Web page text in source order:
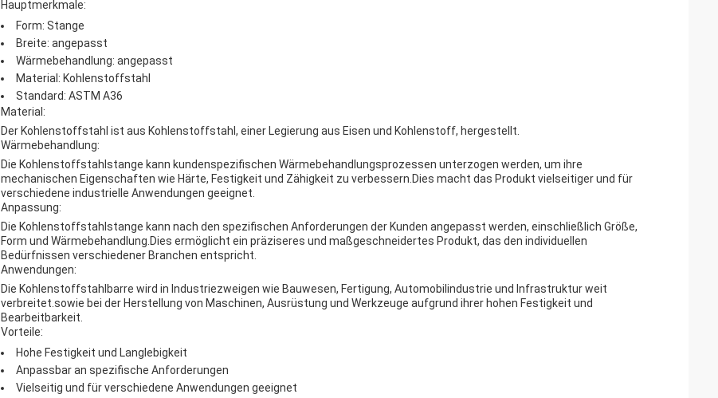
Hauptmerkmale:
Form: Stange
Breite: angepasst
Wärmebehandlung: angepasst
Material: Kohlenstoffstahl
Standard: ASTM A36
Material:
Der Kohlenstoffstahl ist aus Kohlenstoffstahl, einer Legierung aus Eisen und Kohlenstoff, hergestellt.
Wärmebehandlung:
Die Kohlenstoffstahlstange kann kundenspezifischen Wärmebehandlungsprozessen unterzogen werden, um ihre
mechanischen Eigenschaften wie Härte, Festigkeit und Zähigkeit zu verbessern.Dies macht das Produkt vielseitiger und für
verschiedene industrielle Anwendungen geeignet.
Anpassung:
Die Kohlenstoffstahlstange kann nach den spezifischen Anforderungen der Kunden angepasst werden, einschließlich Größe,
Form und Wärmebehandlung.Dies ermöglicht ein präziseres und maßgeschneidertes Produkt, das den individuellen
Bedürfnissen verschiedener Branchen entspricht.
Anwendungen:
Die Kohlenstoffstahlbarre wird in Industriezweigen wie Bauwesen, Fertigung, Automobilindustrie und Infrastruktur weit
verbreitet.sowie bei der Herstellung von Maschinen, Ausrüstung und Werkzeuge aufgrund ihrer hohen Festigkeit und
Bearbeitbarkeit.
Vorteile:
Hohe Festigkeit und Langlebigkeit
Anpassbar an spezifische Anforderungen
Vielseitig und für verschiedene Anwendungen geeignet